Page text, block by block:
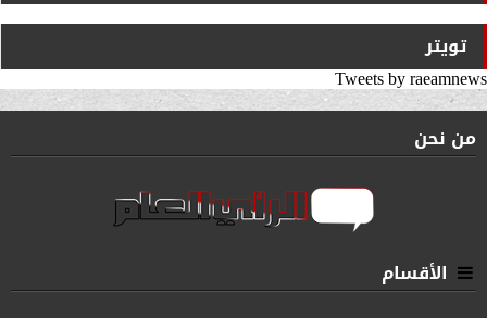
تويتر
Tweets by raeamnews
من نحن
الأقسام